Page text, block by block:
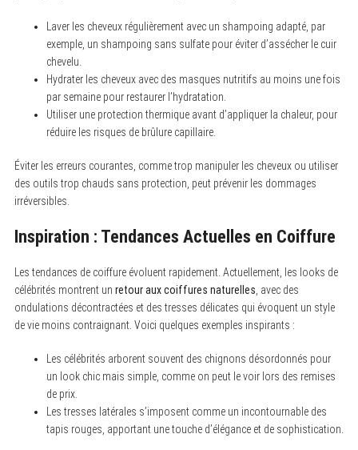
Laver les cheveux régulièrement avec un shampoing adapté, par
exemple, un shampoing sans sulfate pour éviter d’assécher le cuir
chevelu.
Hydrater les cheveux avec des masques nutritifs au moins une fois
par semaine pour restaurer l’hydratation.
Utiliser une protection thermique avant d’appliquer la chaleur, pour
réduire les risques de brûlure capillaire.
Éviter les erreurs courantes, comme trop manipuler les cheveux ou utiliser
des outils trop chauds sans protection, peut prévenir les dommages
irréversibles.
Inspiration : Tendances Actuelles en Coiffure
Les tendances de coiffure évoluent rapidement. Actuellement, les looks de
célébrités montrent un retour aux coiffures naturelles , avec des
ondulations décontractées et des tresses délicates qui évoquent un style
de vie moins contraignant. Voici quelques exemples inspirants :
Les célébrités arborent souvent des chignons désordonnés pour
un look chic mais simple, comme on peut le voir lors des remises
de prix.
Les tresses latérales s’imposent comme un incontournable des
tapis rouges, apportant une touche d’élégance et de sophistication.